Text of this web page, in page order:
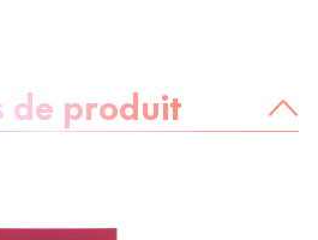
de produit